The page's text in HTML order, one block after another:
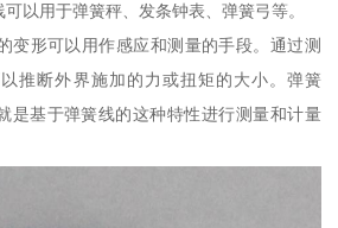
以用于弹簧秤、发条钟表、弹簧弓等。
变形可以用作感应和测量的手段。通过测
推断外界施加的力或扭矩的大小。弹簧
是基于弹簧线的这种特性进行测量和计量